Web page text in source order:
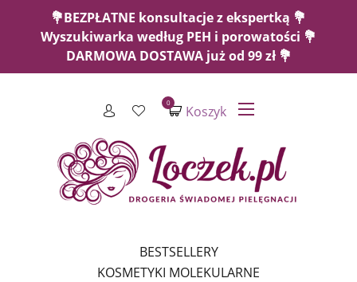
💐BEZPŁATNE konsultacje z ekspertką 💐
Wyszukiwarka według PEH i porowatości 💐
DARMOWA DOSTAWA już od 99 zł 💐
Koszyk
0
BESTSELLERY
KOSMETYKI MOLEKULARNE